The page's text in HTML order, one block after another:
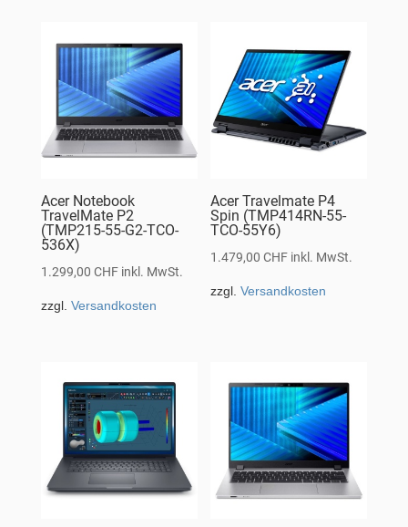
Acer Notebook
TravelMate P2
(TMP215-55-G2-TCO-
536X)
1.299,00 CHF inkl. MwSt.
zzgl. Versandkosten
Acer Travelmate P4
Spin (TMP414RN-55-
TCO-55Y6)
1.479,00CHF inkl. MwSt.
zzgl.Versandkosten